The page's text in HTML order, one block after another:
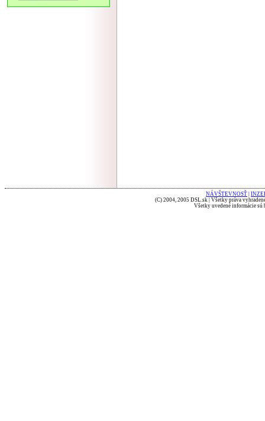
NÁVŠTEVNOSŤ
(C) 2004, 2005 DSL.sk | Všetky práva
Všetky uvedené informácie sú